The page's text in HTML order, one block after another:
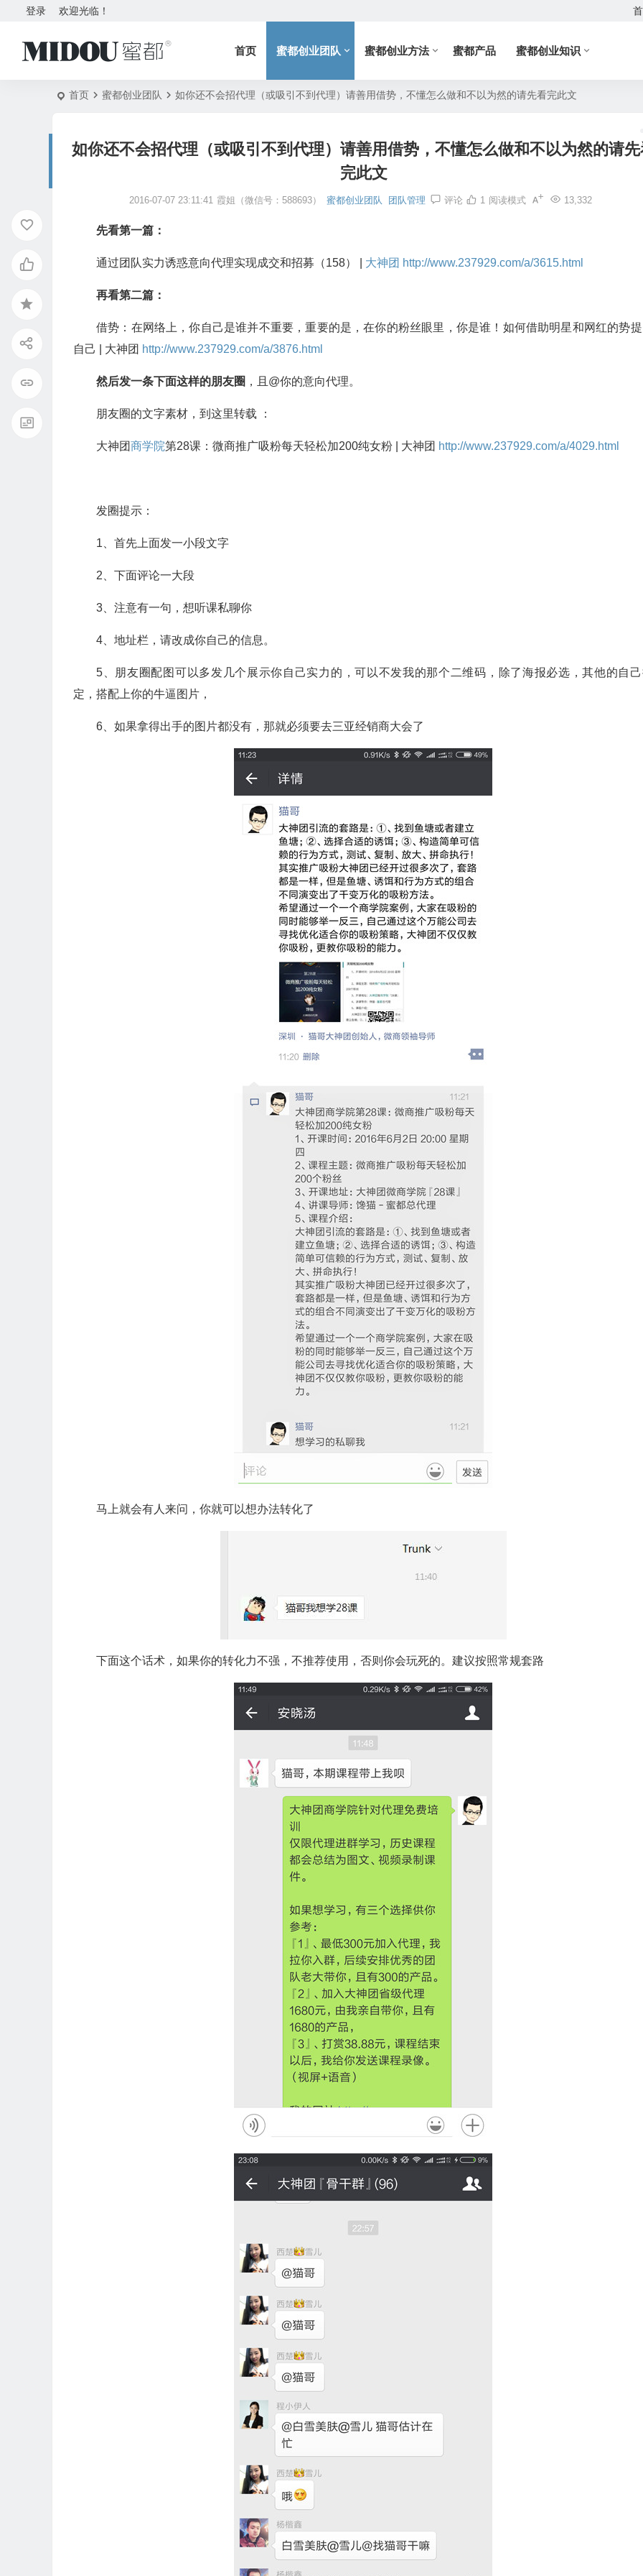
欢迎光临！
登录
首页 蜜都创业团队 蜜都创业方法 蜜都产品 蜜都创业知识
首页 蜜都创业团队 如你还不会招代理（或吸引不到代理）请善用借势，不懂怎么做和不以为然的请先看完此文
如你还不会招代理（或吸引不到代理）请善用借势，不懂怎么做和不以为然的请
完此文
2016-07-07 23:11:41 霞姐（微信号：588693） 蜜都创业团队 团队管理 评论 13,332
1 阅读模式
先看第一篇：
通过团队实力诱惑意向代理实现成交和招募（158） | 大神团 http://www.237929.com/a/3615.html
再看第二篇：
借势：在网络上，你自己是谁并不重要，重要的是，在你的粉丝眼里，你是谁！如何借助明星和网红的势
自己 | 大神团 http://www.237929.com/a/3876.html
然后发一条下面这样的朋友圈 ，且@你的意向代理。
朋友圈的文字素材，到这里转载 ：
大神团商学院第28课：微商推广吸粉每天轻松加200纯女粉 | 大神团 http://www.237929.com/a/4029.html
发圈提示：
1、首先上面发一小段文字
2、下面评论一大段
3、注意有一句，想听课私聊你
4、地址栏，请改成你自己的信息。
5、朋友圈配图可以多发几个展示你自己实力的，可以不发我的那个二维码，除了海报必选，其他的自
定，搭配上你的牛逼图片，
6、如果拿得出手的图片都没有，那就必须要去三亚经销商大会了
马上就会有人来问，你就可以想办法转化了
下面这个话术，如果你的转化力不强，不推荐使用，否则你会玩死的。建议按照常规套路